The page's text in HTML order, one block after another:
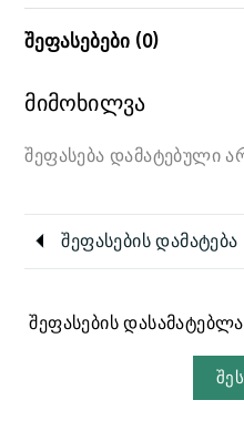
შეფასებები (0)
მიმოხილვა
შეფასება დამატებული
შეფასების დამატება
შეფასების